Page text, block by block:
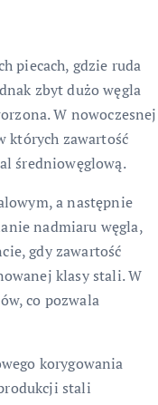
piecach, gdzie ruda
zbyt dużo węgla
W nowoczesnej
których zawartość
średniowęglową.
a następnie
nadmiaru węgla,
gdy zawartość
klasy stali. W
co pozwala
korygowania
stali